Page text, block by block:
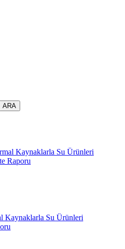
ARA
Kaynaklarla Su Ürünleri
Raporu
Kaynaklarla Su Ürünleri